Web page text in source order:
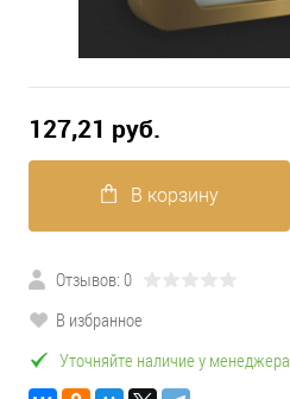
127,21 pуб.
В корзину
Отзывов: 0
В избранное
Уточняйте наличие у менеджера